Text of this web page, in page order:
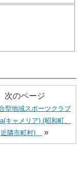
次のページ
型地域スポーツクラブ
キャメリア) (昭和町、
近隣市町村)
»